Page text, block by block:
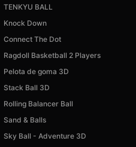
TENKYU BALL
Knock Down
Connect The Dot
Ragdoll Basketball 2 Players
Pelota de goma 3D
Stack Ball 3D
Rolling Balancer Ball
Sand & Balls
Sky Ball - Adventure 3D